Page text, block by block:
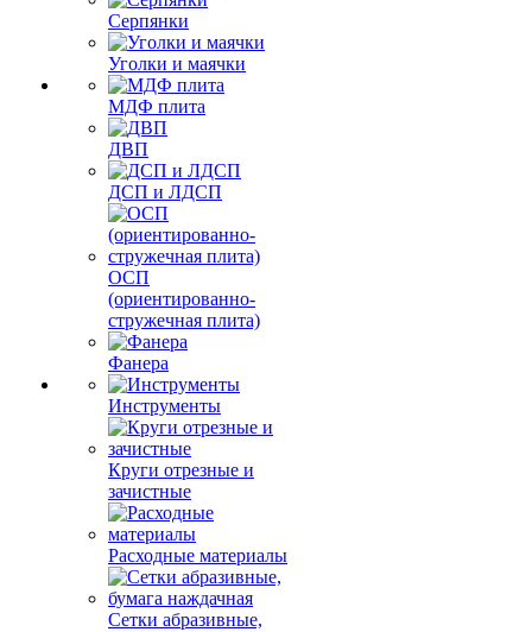
Серпянки
Уголки и маячки
МДФ плита
ДВП
ДСП и ЛДСП
ОСП
(ориентированно-
стружечная плита)
Фанера
Инструменты
Круги отрезные и
зачистные
Расходные материалы
Сетки абразивные,